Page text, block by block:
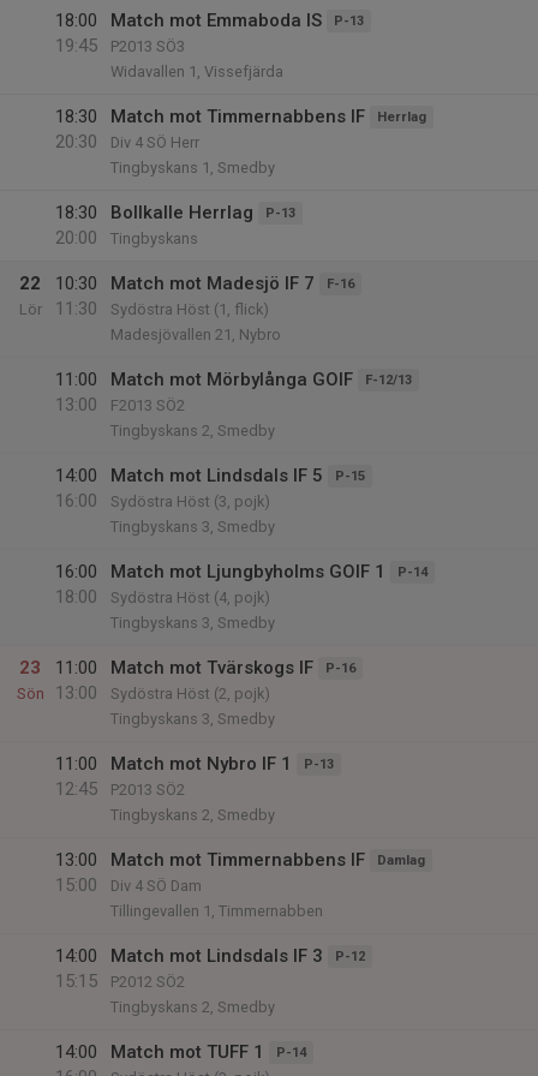
18:00
19:45
Match mot Emmaboda IS P-13
P2013 SÖ3
Widavallen 1, Vissefjärda
18:30
20:30
Match mot Timmernabbens IF Herrlag
Div 4 SÖ Herr
Tingbyskans 1, Smedby
18:30
20:00
Bollkalle Herrlag P-13
Tingbyskans
22
Lör
10:30
11:30
Match mot Madesjö IF 7 F-16
Sydöstra Höst (1, flick)
Madesjövallen 21, Nybro
11:00
13:00
Match mot Mörbylånga GOIF F-12/13
F2013 SÖ2
Tingbyskans 2, Smedby
14:00
16:00
Match mot Lindsdals IF 5 P-15
Sydöstra Höst (3, pojk)
Tingbyskans 3, Smedby
16:00
18:00
Match mot Ljungbyholms GOIF 1 P-14
Sydöstra Höst (4, pojk)
Tingbyskans 3, Smedby
23
Sön
11:00
13:00
Match mot Tvärskogs IF P-16
Sydöstra Höst (2, pojk)
Tingbyskans 3, Smedby
11:00
12:45
Match mot Nybro IF 1 P-13
P2013 SÖ2
Tingbyskans 2, Smedby
13:00
15:00
Match mot Timmernabbens IF Damlag
Div 4 SÖ Dam
Tillingevallen 1, Timmernabben
14:00
15:15
Match mot Lindsdals IF 3 P-12
P2012 SÖ2
Tingbyskans 2, Smedby
14:00
Match mot TUFF 1 P-14